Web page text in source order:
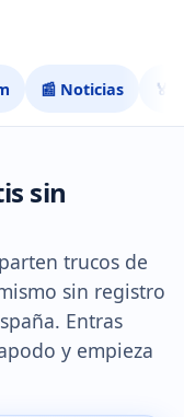
📰 Noticias 🏅
sin
trucos de
sin registro
Entras
y empieza